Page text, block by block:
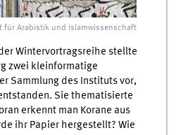
für Arabistik und Islamwissenschaft
Wintervortragsreihe stellte
zwei kleinformatige
Sammlung des Instituts vor,
Sie thematisierte
erkennt man Korane aus
ihr Papier hergestellt? Wie